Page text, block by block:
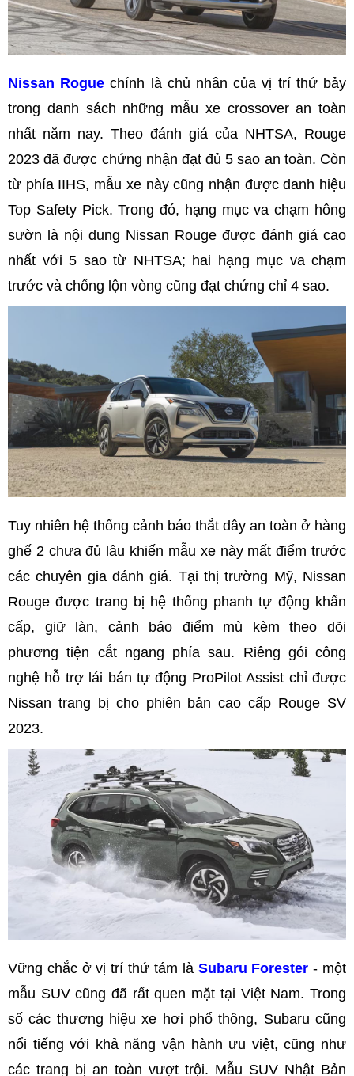
Nissan Rogue chính là chủ nhân của vị trí thứ bảy
trong danh sách những mẫu xe crossover an toàn
nhất năm nay. Theo đánh giá của NHTSA, Rouge
2023 đã được chứng nhận đạt đủ 5 sao an toàn. Còn
từ phía IIHS, mẫu xe này cũng nhận được danh hiệu
Top Safety Pick. Trong đó, hạng mục va chạm hông
sườn là nội dung Nissan Rouge được đánh giá cao
nhất với 5 sao từ NHTSA; hai hạng mục va chạm
trước và chống lộn vòng cũng đạt chứng chỉ 4 sao.
Tuy nhiên hệ thống cảnh báo thắt dây an toàn ở hàng
ghế 2 chưa đủ lâu khiến mẫu xe này mất điểm trước
các chuyên gia đánh giá. Tại thị trường Mỹ, Nissan
Rouge được trang bị hệ thống phanh tự động khẩn
cấp, giữ làn, cảnh báo điểm mù kèm theo dõi
phương tiện cắt ngang phía sau. Riêng gói công
nghệ hỗ trợ lái bán tự động ProPilot Assist chỉ được
Nissan trang bị cho phiên bản cao cấp Rouge SV
2023.
Vững chắc ở vị trí thứ tám là Subaru Forester - một
mẫu SUV cũng đã rất quen mặt tại Việt Nam. Trong
số các thương hiệu xe hơi phổ thông, Subaru cũng
nổi tiếng với khả năng vận hành ưu việt, cũng như
các trang bị an toàn vượt trội. Mẫu SUV Nhật Bản